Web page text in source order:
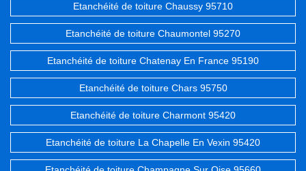
Etanchéité de toiture Chaussy 95710
Etanchéité de toiture Chaumontel 95270
Etanchéité de toiture Chatenay En France 95190
Etanchéité de toiture Chars 95750
Etanchéité de toiture Charmont 95420
Etanchéité de toiture La Chapelle En Vexin 95420